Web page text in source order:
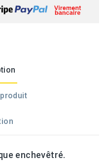
enchevêtré.